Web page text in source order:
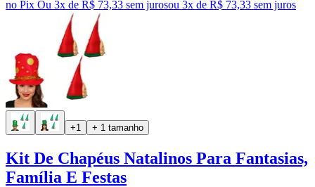
no Pix Ou 3x de R$ 73,33 sem jurosou 3x de R$ 73,33 sem juros
+1 + 1 tamanho
Kit De Chapéus Natalinos Para Fantasias,
Família E Festas